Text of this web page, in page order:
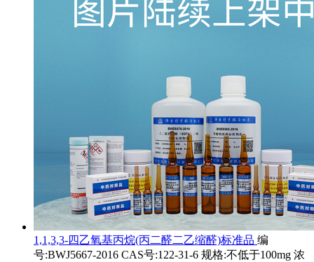
1,1,3,3-四乙氧基丙烷(丙二醛二乙缩醛)标准品 编
号:BWJ5667-2016 CAS号:122-31-6 规格:不低于100mg 浓